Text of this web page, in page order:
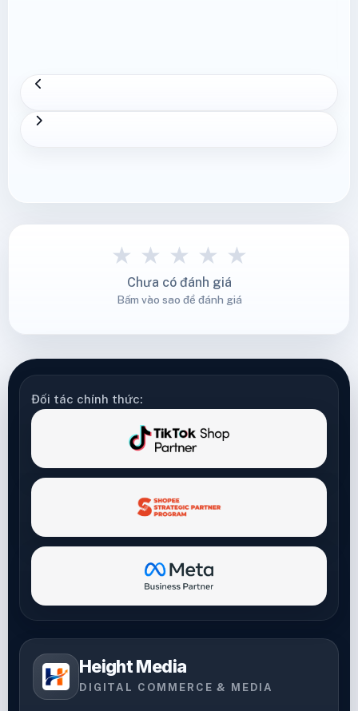
★ ★ ★ ★ ★
Chưa có đánh giá
Bấm vào sao để đánh giá
Đối tác chính thức:
Height Media
DIGITAL COMMERCE & MEDIA